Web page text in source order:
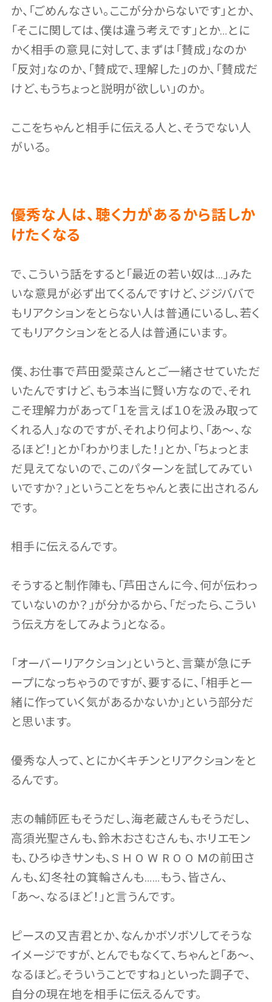
か、「ごめんなさい。ここが分からないです」とか、
「そこに関しては、僕は違う考えです」とか…とに
かく相手の意見に対して、まずは「賛成」なのか
「反対」なのか、「賛成で、理解した」のか、「賛成だ
けど、もうちょっと説明が欲しい」のか。
ここをちゃんと相手に伝える人と、そうでない人
がいる。
優秀な人は、聴く力があるから話しか
けたくなる
で、こういう話をすると「最近の若い奴は…」みた
いな意見が必ず出てくるんですけど、ジジババで
もリアクションをとらない人は普通にいるし、若く
てもリアクションをとる人は普通にいます。
僕、お仕事で芦田愛菜さんとご一緒させていただ
いたんですけど、もう本当に賢い方なので、それ
こそ理解力があって「１を言えば１０を汲み取って
くれる人」なのですが、それより何より、「あ〜、な
るほど！」とか「わかりました！」とか、「ちょっとま
だ見えてないので、このパターンを試してみてい
いですか？」ということをちゃんと表に出されるん
です。
相手に伝えるんです。
そうすると制作陣も、「芦田さんに今、何が伝わっ
ていないのか？」が分かるから、「だったら、こうい
う伝え方をしてみよう」となる。
「オーバーリアクション」というと、言葉が急にチ
ープになっちゃうのですが、要するに、「相手と一
緒に作っていく気があるかないか」という部分だ
と思います。
優秀な人って、とにかくキチンとリアクションをと
るんです。
志の輔師匠もそうだし、海老蔵さんもそうだし、
高須光聖さんも、鈴木おさむさんも、ホリエモン
も、ひろゆきサンも、S H O W R O O Mの前田さ
んも、幻冬社の箕輪さんも……もう、皆さん、
「あ〜、なるほど！」と言うんです。
ピースの又吉君とか、なんかボソボソしてそうな
イメージですが、とんでもなくて、ちゃんと「あ〜、
なるほど。そういうことですね」といった調子で、
自分の現在地を相手に伝えるんです。